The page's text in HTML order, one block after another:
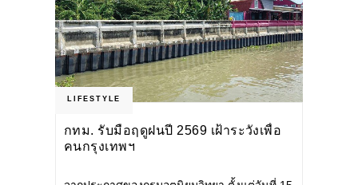
LIFESTYLE
กทม. รับมือฤดูฝนปี 2569 เฝ้าระวังเพื่อ
คนกรุงเทพฯ